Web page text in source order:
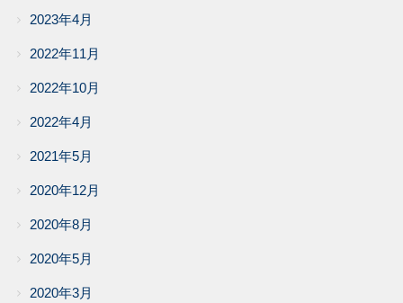
2023年4月
2022年11月
2022年10月
2022年4月
2021年5月
2020年12月
2020年8月
2020年5月
2020年3月